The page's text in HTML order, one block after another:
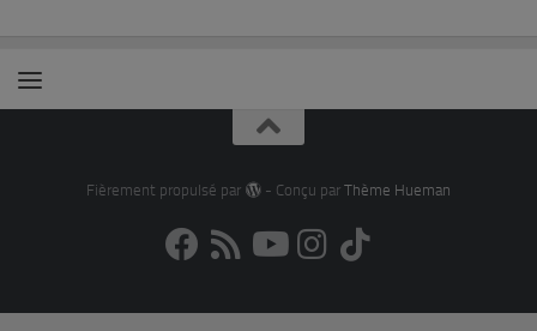
Fièrement propulsé par - Conçu par Thème Hueman